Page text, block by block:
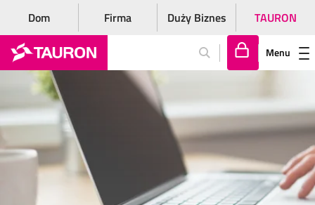
Dom Firma Duży Biznes TAURON
lo
gu
j
si
Menu